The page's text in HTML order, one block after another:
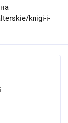
knigi-i-